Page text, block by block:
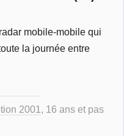
mobile-mobile qui
la journée entre
2001 , 16 ans et pas